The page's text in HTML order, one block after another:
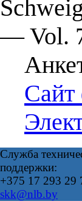
— Vol.
Сайт
Служба
поддержки:
+375 17 293 29
skk@nlb.by